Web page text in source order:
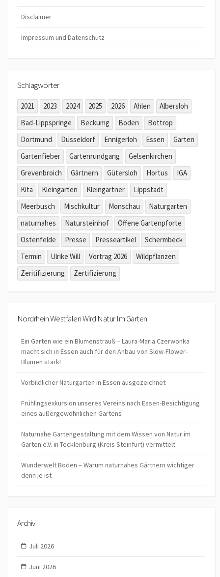
Disclaimer
Impressum und Datenschutz
Schlagwörter
2021 2023 2024 2025 2026 Ahlen
Albersloh
Bad-Lippspringe
Beckumg Boden
Bottrop
Dortmund
Düsseldorf Ennigerloh Essen
Garten
Gartenfieber
Gartenrundgang
Gelsenkirchen
Grevenbroich
Gärtnern Gütersloh Hortus
IGA
Kita
Kleingarten Kleingärtner
Lippstadt
Meerbusch
Mischkultur Monschau
Naturgarten
naturnahes
Natursteinhof
Offene Gartenpforte
Ostenfelde
Presse Presseartikel
Schermbeck
Termin
Ulrike Will Vortrag 2026
Wildpflanzen
Zeritifizierung
Zertifizierung
Nordrhein Westfalen Wird Natur Im Garten
Ein Garten wie ein Blumenstrauß – Laura-Maria Czerwonka
macht sich in Essen auch für den Anbau von Slow-Flower-
Blumen stark!
Vorbildlicher Naturgarten in Essen ausgezeichnet
Frühlingsexkursion unseres Vereins nach Essen-Besichtigung
eines außergewöhnlichen Gartens
Naturnahe Gartengestaltung mit dem Wissen von Natur im
Garten e.V. in Tecklenburg (Kreis Steinfurt) vermittelt
Wunderwelt Boden – Warum naturnahes Gärtnern wichtiger
denn je ist
Archiv
Juli 2026
Juni 2026